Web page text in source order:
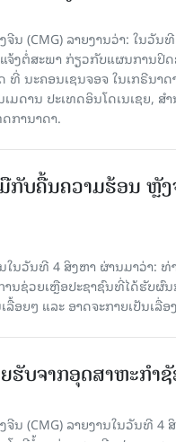
ນ (CMG) ລາຍງານວ່າ: ໃນວັ
ຈ້ງຕໍ່ສະພາ ກ່ຽວກັບແຜນການ
ນະຄອນເຊນຈອຈ ໃນເກຣີນາ
ມດານ ປະເທດອິນໂດເນເຊຍ,
ການາດາ.
ກັບຄື້ນຄວາມຮ້ອນ ຫຼັ
ໃນວັນທີ 4 ສິງຫາ ຜ່ານມາວ່າ:
ານຊ່ວຍເຫຼືອປະຊາຊົນທີ່ໄດ້ຮັບຜົ
ອຍໆ ແລະ ອາດຈະກາຍເປັນເລື່
ຮັບຈາກອຸດສາຫະກຳ
ນ (CMG) ລາຍງານໃນວັນທີ 4